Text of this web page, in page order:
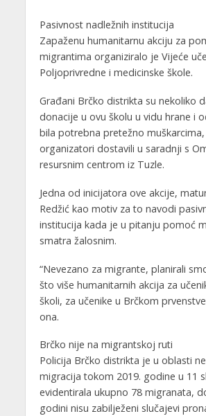
Pasivnost nadležnih institucija
Zapaženu humanitarnu akciju za
migrantima organiziralo je Vijeće
Poljoprivredne i medicinske škole.
Građani Brčko distrikta su nekoliko
donacije u ovu školu u vidu hrane i
bila potrebna pretežno
organizatori dostavili u saradnji s
resursnim centrom iz Tuzle.
Jedna od inicijatora ove akcije,
Redžić kao motiv za to navodi
institucija kada je u pitanju pomoć
smatra žalosnim.
“Nevezano za migrante, planirali
što više humanitarnih akcija za
školi, za učenike u Brčkom
ona.
Brčko nije na migrantskoj ruti
Policija Brčko distrikta je u oblasti
migracija tokom 2019. godine u 11
evidentirala ukupno 78 migranata,
godini nisu zabilježeni slučajevi